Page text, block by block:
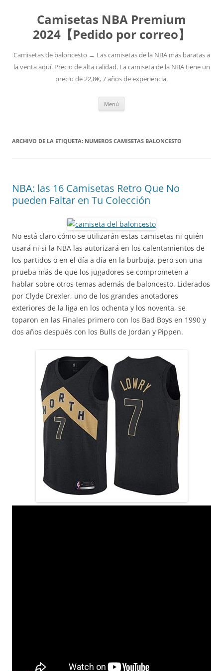
Camisetas NBA Premium
2024【Pedido por correo】
Camisetas de baloncesto → Las camisetas de la NBA más baratas a
la venta aquí. Precio de alta calidad. La camiseta de la NBA tiene un
precio de 22,8€, 7 años de experiencia.
Menú
ARCHIVO DE LA ETIQUETA: NUMEROS CAMISETAS BALONCESTO
NBA: las 16 Camisetas Retro Que No
pueden Faltar en Tu Colección
No está claro cómo se utilizarán estas camisetas ni quién
usará ni si la NBA las autorizará en los calentamientos de
los partidos o en el día a día en la burbuja, pero son una
prueba más de que los jugadores se comprometen a
hablar sobre otros temas además de baloncesto. Liderados
por Clyde Drexler, uno de los grandes anotadores
exteriores de la liga en los ochenta y los noventa, se
toparon en las Finales primero con los Bad Boys en 1990 y
dos años después con los Bulls de Jordan y Pippen.